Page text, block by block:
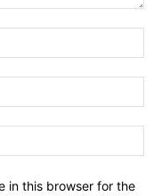
in this browser for the